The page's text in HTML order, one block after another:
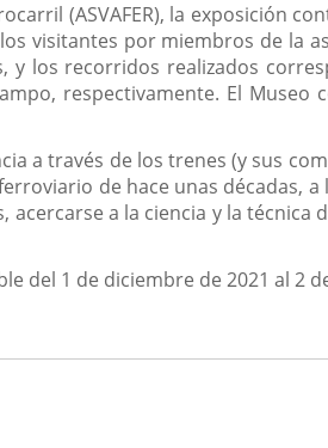
(ASVAFER), la exposición
visitantes por miembros de la
y los recorridos realizados
respectivamente. El Museo
a través de los trenes (y sus
de hace unas décadas, a
a la ciencia y la técnica
del 1 de diciembre de 2021 al 2